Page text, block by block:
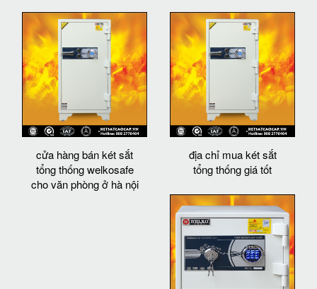
cửa hàng bán két sắt
tổng thống welkosafe
cho văn phòng ở hà nội
địa chỉ mua két sắt
tổng thống giá tốt